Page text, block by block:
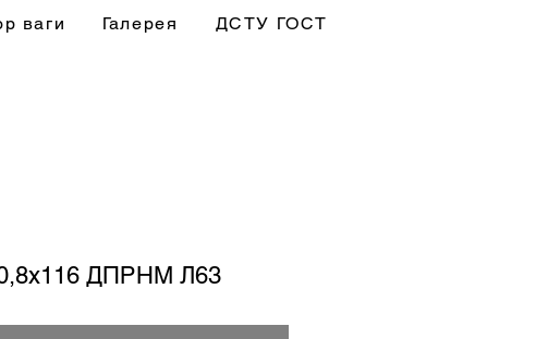
ваги Галерея ДСТУ ГОСТ
ДПРНМ Л63